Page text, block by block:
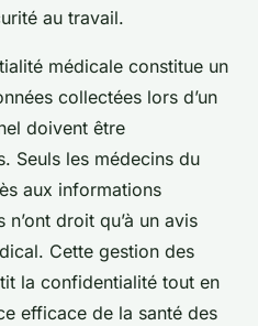
au travail.
médicale constitue un
collectées lors d’un
doivent être
Seuls les médecins du
aux informations
droit qu’à un avis
Cette gestion des
la confidentialité tout en
efficace de la santé des